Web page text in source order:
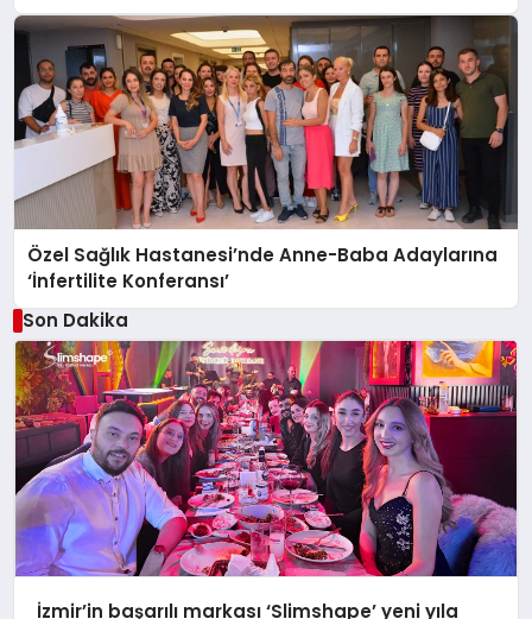
Özel Sağlık Hastanesi’nde Anne-Baba Adaylarına
‘İnfertilite Konferansı’
Son Dakika
İzmir’in başarılı markası ‘Slimshape’ yeni yıla